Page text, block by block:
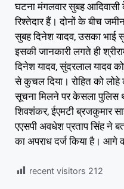
घटना मंगलवार सुबह
रिश्तेदार हैं। दोनों के बीच
सुबह दिनेश यादव, उसका भाई
इसकी जानकारी लगते ही
दिनेश यादव, सुंदरलाल यादव
से कुचल दिया। रोहित को लोहे
सूचना मिलने पर केसला पुलिस
शिवशंकर, ईएमटी ब्रजकुमार
एएसपी अवधेश प्रताप सिंह ने
का अपराध दर्ज किया है। आगे
recent visitors 212